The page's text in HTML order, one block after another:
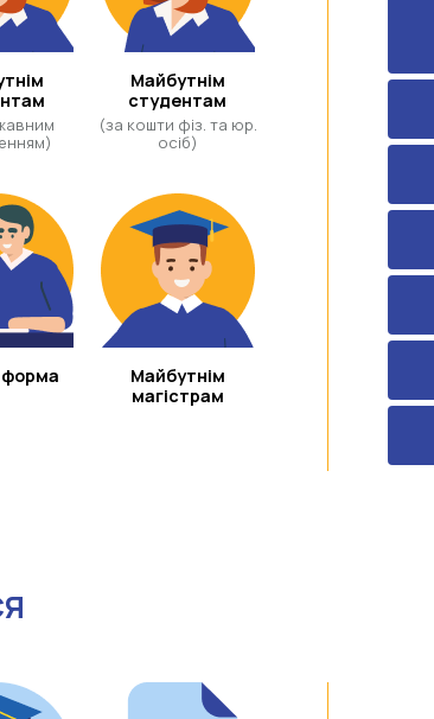
Майбутнім
студентам
(за кошти фіз. та юр.
осіб)
Майбутнім
магістрам